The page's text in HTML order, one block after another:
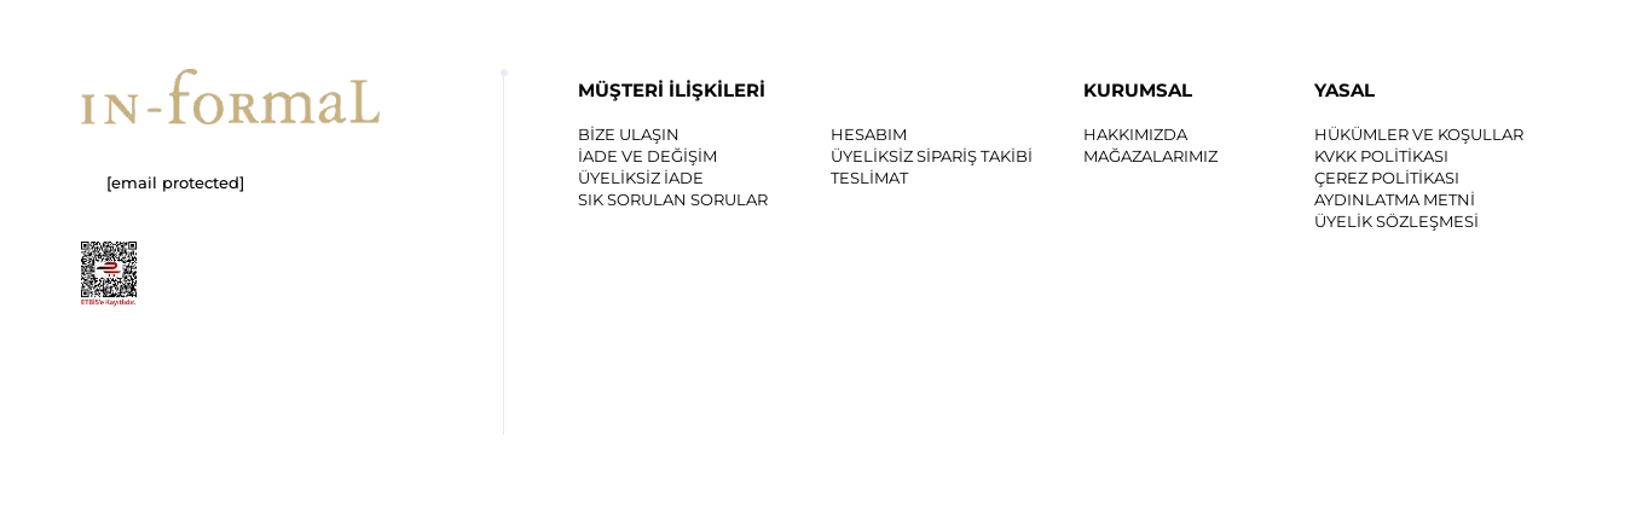
[email protected]
MÜŞTERİ İLİŞKİLERİ
BİZE ULAŞIN
HESABIM
İADE VE DEĞİŞİM
ÜYELİKSİZ SİPARİŞ TAKİBİ
ÜYELİKSİZ İADE
TESLİMAT
SIK SORULAN SORULAR
KURUMSAL
HAKKIMIZDA
MAĞAZALARIMIZ
YASAL
HÜKÜMLER VE KOŞULLAR
KVKK POLİTİKASI
ÇEREZ POLİTİKASI
AYDINLATMA METNİ
ÜYELİK SÖZLEŞMESİ